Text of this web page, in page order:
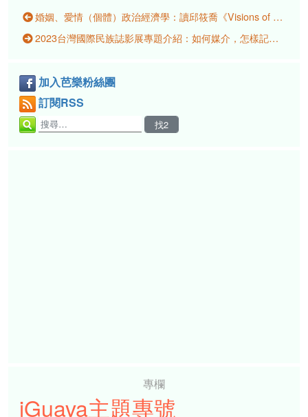
婚姻、愛情（個體）政治經濟學：讀邱筱喬《Visions of Marriage: Politics and Family on Kinmen, 1920–2020》
2023台灣國際民族誌影展專題介紹：如何媒介，怎樣記憶？尋找身分與歷史軌跡的影像行動
加入芭樂粉絲團
訂閱RSS
專欄
iGuava主題專號